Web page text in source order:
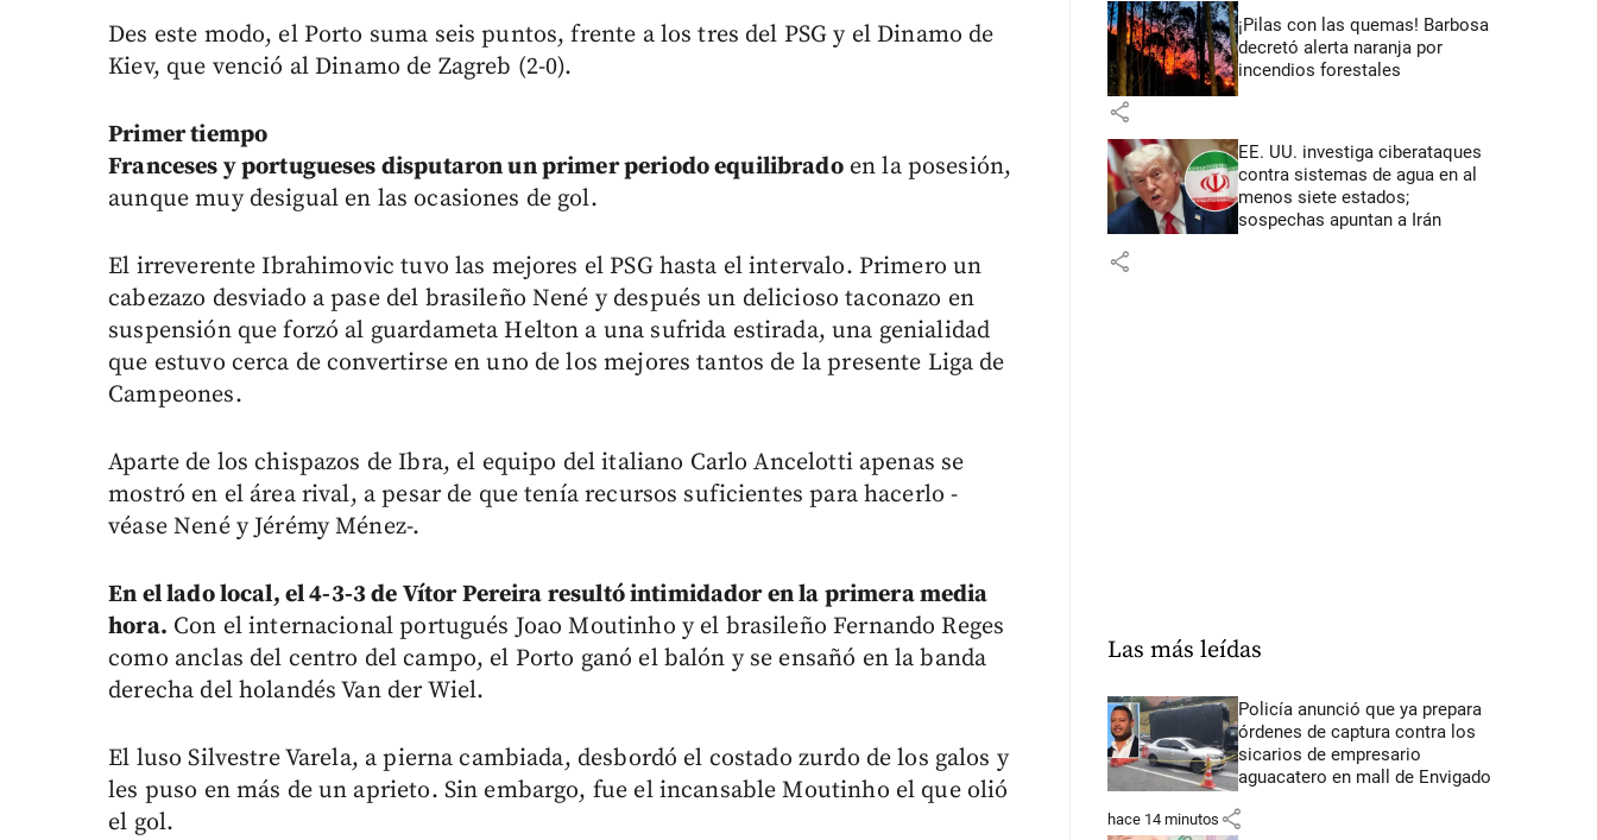
Des este modo, el Porto suma seis puntos, frente a los tres del PSG y el Dinamo de
Kiev, que venció al Dinamo de Zagreb (2-0).
Primer tiempo
Franceses y portugueses disputaron un primer periodo equilibradoen la posesión,
aunque muy desigual en las ocasiones de gol.
El irreverente Ibrahimovic tuvo las mejores el PSG hasta el intervalo. Primero un
cabezazo desviado a pase del brasileño Nené y después un delicioso taconazo en
suspensión que forzó al guardameta Helton a una sufrida estirada, una genialidad
que estuvo cerca de convertirse en uno de los mejores tantos de la presente Liga de
Campeones.
Aparte de los chispazos de Ibra, el equipo del italiano Carlo Ancelotti apenas se
mostró en el área rival, a pesar de que tenía recursos suficientes para hacerlo -
véase Nené y Jérémy Ménez-.
En el lado local, el 4-3-3 de Vítor Pereira resultó intimidador en la primera media
hora. Con el internacional portugués Joao Moutinho y el brasileño Fernando Reges
como anclas del centro del campo, el Porto ganó el balón y se ensañó en la banda
derecha del holandés Van der Wiel.
El luso Silvestre Varela, a pierna cambiada, desbordó el costado zurdo de los galos y
les puso en más de un aprieto. Sin embargo, fue el incansable Moutinho el que olió
el gol.
¡Pilas con las quemas! Barbosa
decretó alerta naranja por
incendios forestales
share
EE. UU. investiga ciberataques
contra sistemas de agua en al
menos siete estados;
sospechas apuntan a Irán
share
Las más leídas
Policía anunció que ya prepara
órdenes de captura contra los
sicarios de empresario
aguacatero en mall de Envigado
hace 14 minutos share